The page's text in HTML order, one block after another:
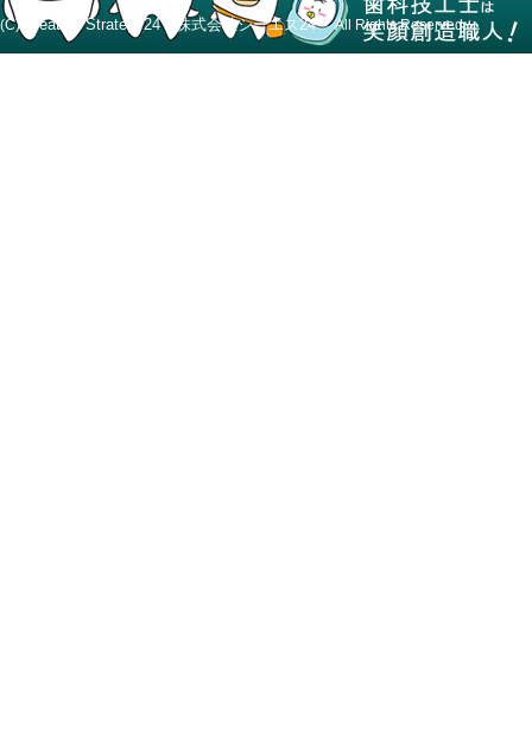
(C) Creative Strategy24 株式会社シーエス24All Rights Reserved.